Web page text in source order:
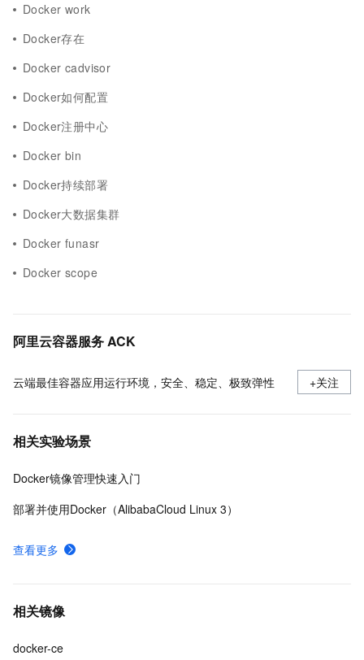
Docker work
Docker存在
Docker cadvisor
Docker如何配置
Docker注册中心
Docker bin
Docker持续部署
Docker大数据集群
Docker funasr
Docker scope
阿里云容器服务 ACK
云端最佳容器应用运行环境，安全、稳定、极致弹性 +关注
相关实验场景
Docker镜像管理快速入门
部署并使用Docker（AlibabaCloud Linux 3）
查看更多
相关镜像
docker-ce